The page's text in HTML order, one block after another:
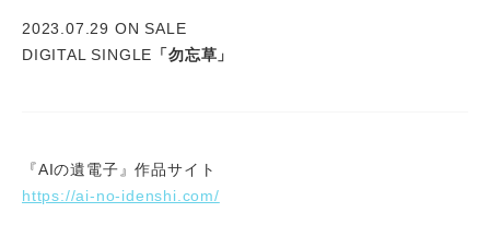
2023.07.29 ON SALE
DIGITAL SINGLE 「勿忘草」
『AIの遺電子』作品サイト
https://ai-no-idenshi.com/